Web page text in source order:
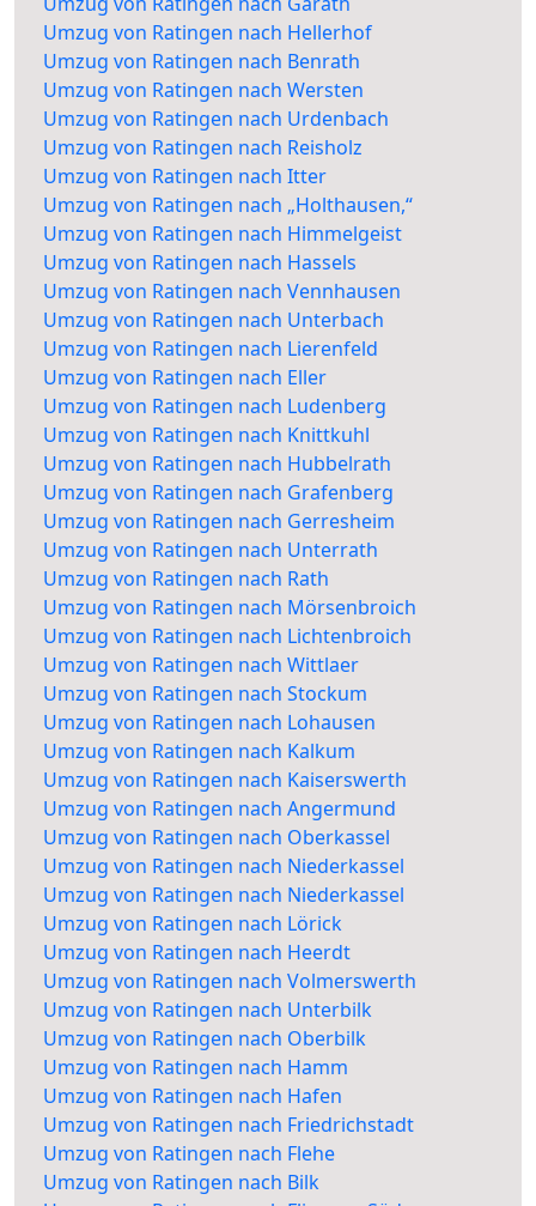
Umzug von Ratingen nach Hellerhof
Umzug von Ratingen nach Benrath
Umzug von Ratingen nach Wersten
Umzug von Ratingen nach Urdenbach
Umzug von Ratingen nach Reisholz
Umzug von Ratingen nach Itter
Umzug von Ratingen nach „Holthausen,“
Umzug von Ratingen nach Himmelgeist
Umzug von Ratingen nach Hassels
Umzug von Ratingen nach Vennhausen
Umzug von Ratingen nach Unterbach
Umzug von Ratingen nach Lierenfeld
Umzug von Ratingen nach Eller
Umzug von Ratingen nach Ludenberg
Umzug von Ratingen nach Knittkuhl
Umzug von Ratingen nach Hubbelrath
Umzug von Ratingen nach Grafenberg
Umzug von Ratingen nach Gerresheim
Umzug von Ratingen nach Unterrath
Umzug von Ratingen nach Rath
Umzug von Ratingen nach Mörsenbroich
Umzug von Ratingen nach Lichtenbroich
Umzug von Ratingen nach Wittlaer
Umzug von Ratingen nach Stockum
Umzug von Ratingen nach Lohausen
Umzug von Ratingen nach Kalkum
Umzug von Ratingen nach Kaiserswerth
Umzug von Ratingen nach Angermund
Umzug von Ratingen nach Oberkassel
Umzug von Ratingen nach Niederkassel
Umzug von Ratingen nach Niederkassel
Umzug von Ratingen nach Lörick
Umzug von Ratingen nach Heerdt
Umzug von Ratingen nach Volmerswerth
Umzug von Ratingen nach Unterbilk
Umzug von Ratingen nach Oberbilk
Umzug von Ratingen nach Hamm
Umzug von Ratingen nach Hafen
Umzug von Ratingen nach Friedrichstadt
Umzug von Ratingen nach Flehe
Umzug von Ratingen nach Bilk